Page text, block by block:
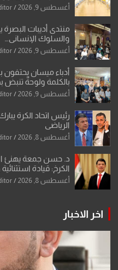
أغسطس 9, 2026
منتدى أديبات
والسلوك الإنساني…
أغسطس 9, 2026
أدباء ميسان
بالكلمة ولوحةٌ تنبض
أغسطس 9, 2026
رئيس اتحاد الكرة
الرياضي
أغسطس 8, 2026
د. حسن جمعة يهنئ
الكرخ: قيادة
العراقية
أغسطس 8, 2026
اخر الاخبار